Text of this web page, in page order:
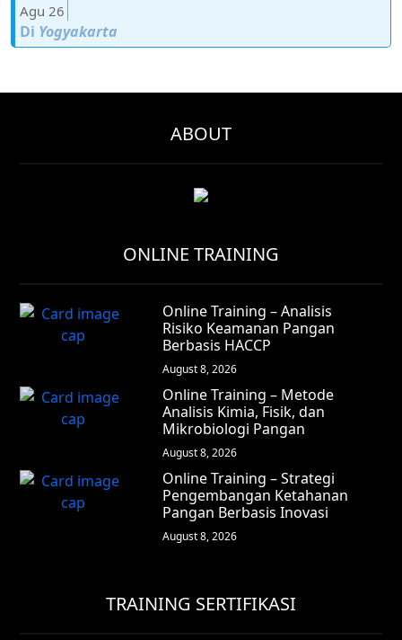
Agu 26
Di Yogyakarta
ABOUT
ONLINE TRAINING
Online Training – Analisis
Risiko Keamanan Pangan
Berbasis HACCP
August 8, 2026
Online Training – Metode
Analisis Kimia, Fisik, dan
Mikrobiologi Pangan
August 8, 2026
Online Training – Strategi
Pengembangan Ketahanan
Pangan Berbasis Inovasi
August 8, 2026
TRAINING SERTIFIKASI